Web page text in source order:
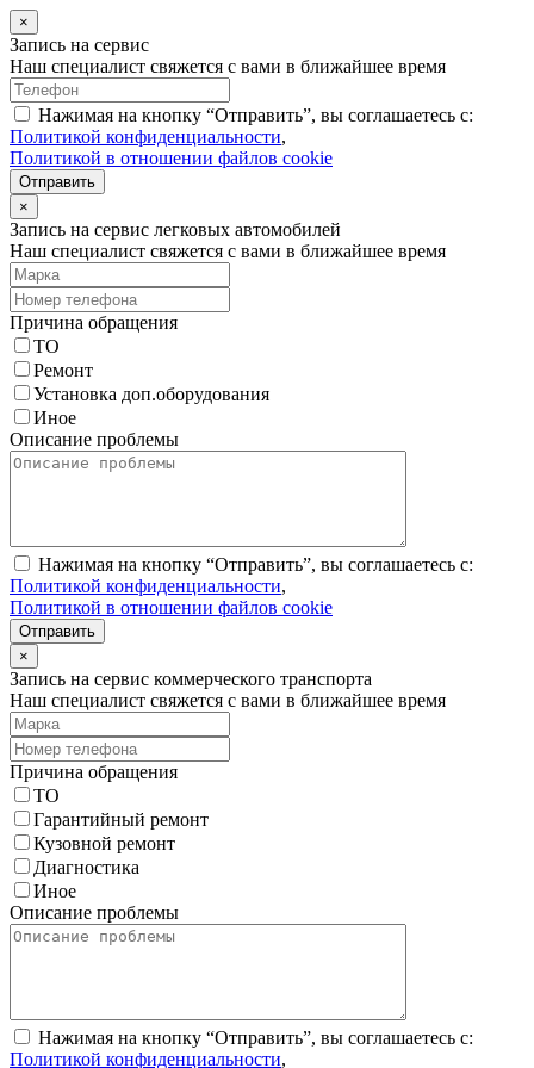
×
Запись на сервис
Наш специалист свяжется с вами в ближайшее время
Нажимая на кнопку “Отправить”, вы соглашаетесь с:
Политикой конфиденциальности,
Политикой в отношении файлов cookie
Отправить
×
Запись на сервис легковых автомобилей
Наш специалист свяжется с вами в ближайшее время
Причина обращения
ТО
Ремонт
Установка доп.оборудования
Иное
Описание проблемы
Нажимая на кнопку “Отправить”, вы соглашаетесь с:
Политикой конфиденциальности,
Политикой в отношении файлов cookie
Отправить
×
Запись на сервис коммерческого транспорта
Наш специалист свяжется с вами в ближайшее время
Причина обращения
ТО
Гарантийный ремонт
Кузовной ремонт
Диагностика
Иное
Описание проблемы
Нажимая на кнопку “Отправить”, вы соглашаетесь с:
Политикой конфиденциальности,